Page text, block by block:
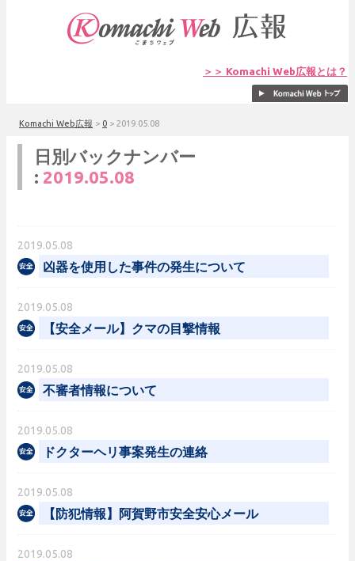
＞＞ Komachi Web広報とは？
Komachi Web広報 > 0 > 2019.05.08
日別バックナンバー
: 2019.05.08
2019.05.08
凶器を使用した事件の発生について
2019.05.08
【安全メール】クマの目撃情報
2019.05.08
不審者情報について
2019.05.08
ドクターヘリ事案発生の連絡
2019.05.08
【防犯情報】阿賀野市安全安心メール
2019.05.08